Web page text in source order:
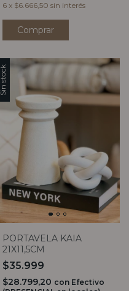
6 x $6.666,50 sin interés
Comprar
Sin stock
PORTAVELA KAIA
21X11,5CM
$35.999
$28.799,20 con Efectivo